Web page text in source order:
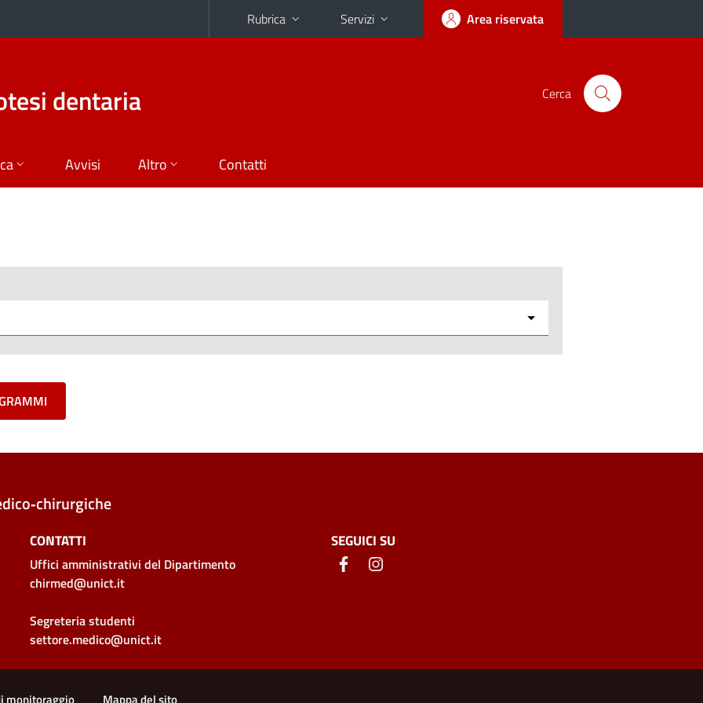
Rubrica Servizi Area riservata
dentaria Cerca
Avvisi Altro Contatti
CONTATTI
Uffici amministrativi del Dipartimento
chirmed@unict.it
Segreteria studenti
settore.medico@unict.it
SEGUICI SU